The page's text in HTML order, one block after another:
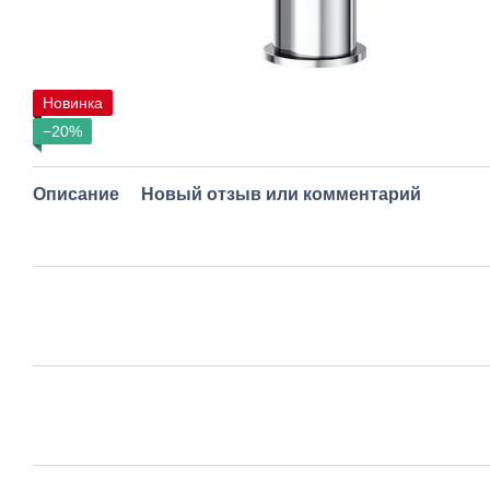
Новинка
−20%
Описание Новый отзыв или комментарий